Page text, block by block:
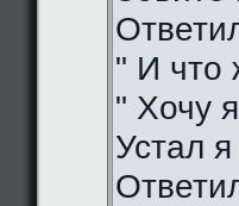
" И что
" Хочу
Устал